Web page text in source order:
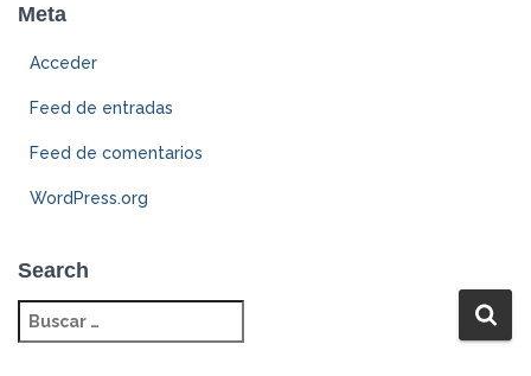
Meta
Acceder
Feed de entradas
Feed de comentarios
WordPress.org
Search
u